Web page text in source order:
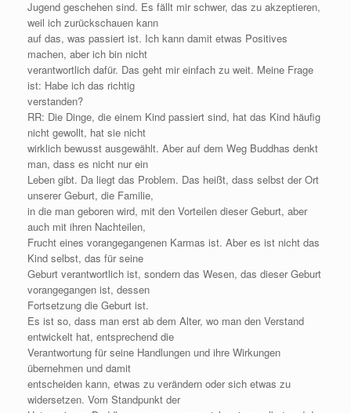
Jugend geschehen sind. Es fällt mir schwer, das zu akzeptieren,
weil ich zurückschauen kann
auf das, was passiert ist. Ich kann damit etwas Positives
machen, aber ich bin nicht
verantwortlich dafür. Das geht mir einfach zu weit. Meine Frage
ist: Habe ich das richtig
verstanden?
RR: Die Dinge, die einem Kind passiert sind, hat das Kind häufig
nicht gewollt, hat sie nicht
wirklich bewusst ausgewählt. Aber auf dem Weg Buddhas denkt
man, dass es nicht nur ein
Leben gibt. Da liegt das Problem. Das heißt, dass selbst der Ort
unserer Geburt, die Familie,
in die man geboren wird, mit den Vorteilen dieser Geburt, aber
auch mit ihren Nachteilen,
Frucht eines vorangegangenen Karmas ist. Aber es ist nicht das
Kind selbst, das für seine
Geburt verantwortlich ist, sondern das Wesen, das dieser Geburt
vorangegangen ist, dessen
Fortsetzung die Geburt ist.
Es ist so, dass man erst ab dem Alter, wo man den Verstand
entwickelt hat, entsprechend die
Verantwortung für seine Handlungen und ihre Wirkungen
übernehmen und damit
entscheiden kann, etwas zu verändern oder sich etwas zu
widersetzen. Vom Standpunkt der